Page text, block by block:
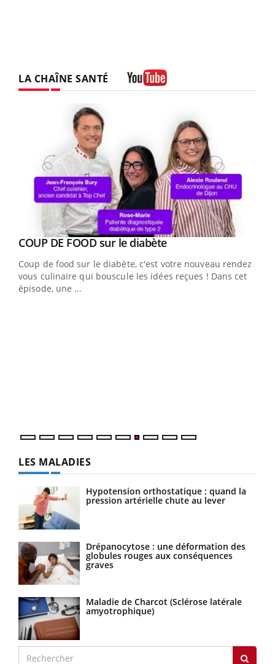
LA CHAÎNE SANTÉ
Youtube
COUP DE FOOD sur le diabèteYoutube
Coup de food sur le diabète, c'est votre nouveau rendez-
vous culinaire qui bouscule les idées reçues ! Dans cet
épisode, une ...
LES MALADIES
Hypotension orthostatique : quand la
pression artérielle chute au lever
Drépanocytose : une déformation des
globules rouges aux conséquences
graves
Maladie de Charcot (Sclérose latérale
amyotrophique)